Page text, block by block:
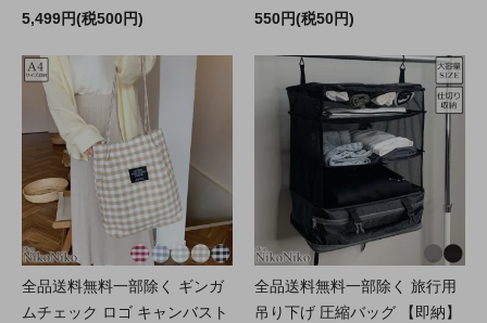
5,499円(税500円)
550円(税50円)
全品送料無料一部除く ギンガ
ムチェック ロゴ キャンバスト
全品送料無料一部除く 旅行用
吊り下げ 圧縮バッグ 【即納】